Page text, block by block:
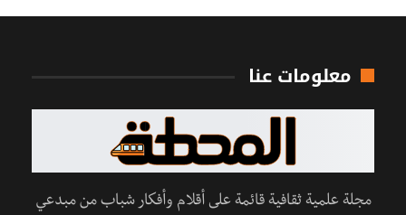
معلومات عنا
مجلة علمية ثقافية قائمة على أقلام وأفكار شباب من مبدعي